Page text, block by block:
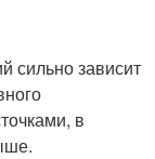
сильно зависит
в